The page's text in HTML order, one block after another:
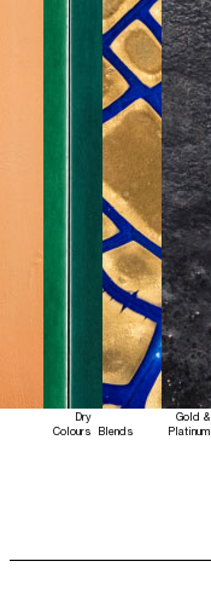
Gold &
Platinum
Blends
Dry
Colours